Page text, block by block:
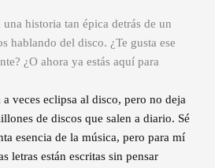
historia tan épica detrás de un
hablando del disco. ¿Te gusta ese
¿O ahora ya estás aquí para
veces eclipsa al disco, pero no deja
de discos que salen a diario. Sé
esencia de la música, pero para mí
letras están escritas sin pensar